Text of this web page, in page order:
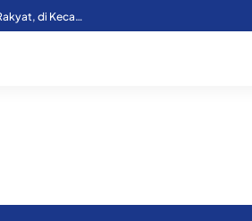
Kapoolres Sergai Bersama Forkopimda Sergai Tinjau Fasilitas Sekolah Rakyat, di Kecamatan Firdaus.